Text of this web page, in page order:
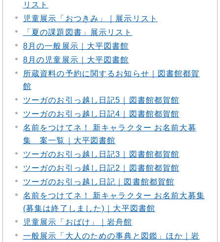
リスト
児童展示「おつきみ」｜展示リスト
「夏の課題図書」展示リスト
8月の一般展示｜大平図書館
8月の児童展示｜大平図書館
所蔵資料の予約に関するお知らせ｜図書館都賀
館
ツーガのお引っ越し日記5｜図書館都賀館
ツーガのお引っ越し日記4｜図書館都賀館
名前をつけてネ！ 新キャラクター お名前大募
集 案一覧｜大平図書館
ツーガのお引っ越し日記3｜図書館都賀館
ツーガのお引っ越し日記2｜図書館都賀館
ツーガのお引っ越し日記｜図書館都賀館
名前をつけてネ！ 新キャラクター お名前大募集
(募集は終了しました)｜大平図書館
児童展示「おばけ」｜岩舟館
一般展示「大人のための事典と図鑑」ほか｜岩